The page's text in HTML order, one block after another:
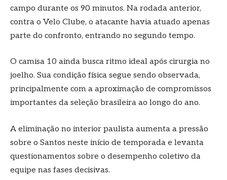
campo durante os 90 minutos. Na rodada anterior,
contra o Velo Clube, o atacante havia atuado apenas
parte do confronto, entrando no segundo tempo.
O camisa 10 ainda busca ritmo ideal após cirurgia no
joelho. Sua condição física segue sendo observada,
principalmente com a aproximação de compromissos
importantes da seleção brasileira ao longo do ano.
A eliminação no interior paulista aumenta a pressão
sobre o Santos neste início de temporada e levanta
questionamentos sobre o desempenho coletivo da
equipe nas fases decisivas.